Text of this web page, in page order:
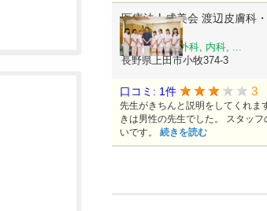
医療法人成美会 渡辺皮膚科
ク
皮膚科, 形成外科, 内科, ...
長野県上田市小牧374-3
口コミ: 1件 3
先生がきちんと説明をしてくれま
きは男性の先生でした。 スタッ
いです。 続きを読む